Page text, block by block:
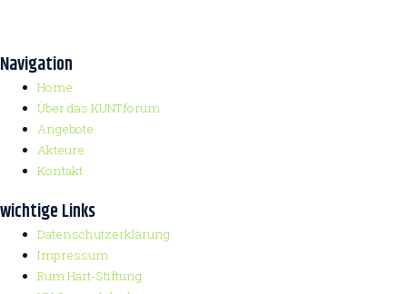
Navigation
Home
Über das KUNTforum
Angebote
Akteure
Kontakt
wichtige Links
Datenschutzerklärung
Impressum
Rüm Hart-Stiftung